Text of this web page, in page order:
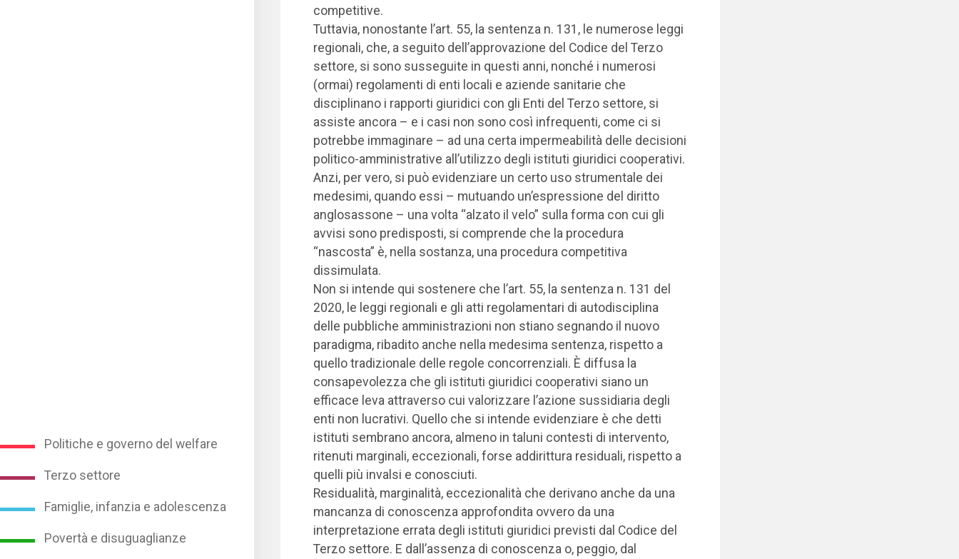
Politiche e governo del welfare
Terzo settore
Famiglie, infanzia e adolescenza
Povertà e disuguaglianze
competitive.
Tuttavia, nonostante l’art. 55, la sentenza n. 131, le numerose leggi
regionali, che, a seguito dell’approvazione del Codice del Terzo
settore, si sono susseguite in questi anni, nonché i numerosi
(ormai) regolamenti di enti locali e aziende sanitarie che
disciplinano i rapporti giuridici con gli Enti del Terzo settore, si
assiste ancora – e i casi non sono così infrequenti, come ci si
potrebbe immaginare – ad una certa impermeabilità delle decisioni
politico-amministrative all’utilizzo degli istituti giuridici cooperativi.
Anzi, per vero, si può evidenziare un certo uso strumentale dei
medesimi, quando essi – mutuando un’espressione del diritto
anglosassone – una volta “alzato il velo” sulla forma con cui gli
avvisi sono predisposti, si comprende che la procedura
“nascosta” è, nella sostanza, una procedura competitiva
dissimulata.
Non si intende qui sostenere che l’art. 55, la sentenza n. 131 del
2020, le leggi regionali e gli atti regolamentari di autodisciplina
delle pubbliche amministrazioni non stiano segnando il nuovo
paradigma, ribadito anche nella medesima sentenza, rispetto a
quello tradizionale delle regole concorrenziali. È diffusa la
consapevolezza che gli istituti giuridici cooperativi siano un
efficace leva attraverso cui valorizzare l’azione sussidiaria degli
enti non lucrativi. Quello che si intende evidenziare è che detti
istituti sembrano ancora, almeno in taluni contesti di intervento,
ritenuti marginali, eccezionali, forse addirittura residuali, rispetto a
quelli più invalsi e conosciuti.
Residualità, marginalità, eccezionalità che derivano anche da una
mancanza di conoscenza approfondita ovvero da una
interpretazione errata degli istituti giuridici previsti dal Codice del
Terzo settore. E dall’assenza di conoscenza o, peggio, dal